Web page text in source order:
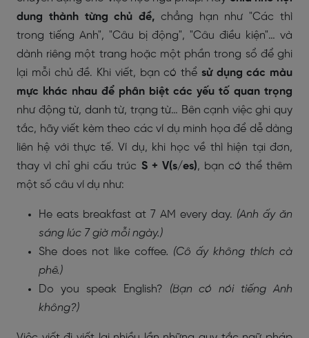
dung thành từng chủ đề, chẳng hạn như "Các thì
trong tiếng Anh", "Câu bị động", "Câu điều kiện"… và
dành riêng một trang hoặc một phần trong sổ để ghi
lại mỗi chủ đề. Khi viết, bạn có thể sử dụng các màu
mực khác nhau để phân biệt các yếu tố quan trọng
như động từ, danh từ, trạng từ… Bên cạnh việc ghi quy
tắc, hãy viết kèm theo các ví dụ minh họa để dễ dàng
liên hệ với thực tế. Ví dụ, khi học về thì hiện tại đơn,
thay vì chỉ ghi cấu trúc S + V(s/es), bạn có thể thêm
một số câu ví dụ như:
He eats breakfast at 7 AM every day. (Anh ấy ăn
sáng lúc 7 giờ mỗi ngày.)
She does not like coffee. (Cô ấy không thích cà
phê.)
Do you speak English? (Bạn có nói tiếng Anh
không?)